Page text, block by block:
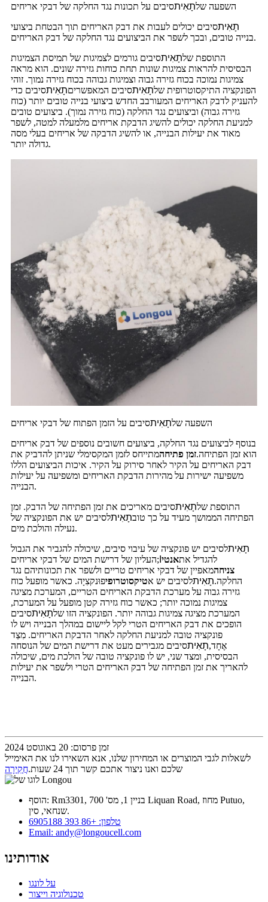
השפעה שלתָאִיתסיבים על תכונות נגד החלקה של דבקי אריחים
תָאִיתסיבים יכולים לעבות את דבק האריחים תוך הבטחת ביצועי
בנייה טובים, ובכך לשפר את הביצועים נגד החלקה של דבק האריחים.
התוספת שלתָאִיתסיבים גורמים לצמיגות של תמיסת הצמיגות
הבסיסית להראות צמיגות שונות תחת כוחות גזירה שונים. הוא מראה
צמיגות נמוכה בכוח גזירה גבוה וצמיגות גבוהה בכוח גזירה נמוך. זוהי
הפונקציה התיקסוטרופית שלתָאִיתסיבים המאפשריםתָאִיתסיבים כדי
להעניק לדבק האריחים המעורבב החדש ביצועי בנייה טובים יותר (כוח
גזירה גבוה) וביצועים נגד החלקה (כוח גזירה נמוך). ביצועים טובים
למניעת החלקה יכולים להשיג הדבקת אריחים מלמעלה למטה, לשפר
מאוד את יעילות הבנייה, או להשיג הדבקה של אריחים בעלי מסה
גדולה יותר.
השפעה שלתָאִיתסיבים על הזמן הפתוח של דבקי אריחים
בנוסף לביצועים נגד החלקה, ביצועים חשובים נוספים של דבק אריחים
הוא זמן הפתיחה.זמן פתיחהמתייחס לזמן המקסימלי שניתן להדביק את
דבק האריחים על הקיר לאחר סירוק על הקיר. איכות הביצועים הללו
משפיעה ישירות על מהירות הדבקת האריחים ומשפיעה על יעילות
הבנייה.
התוספת שלתָאִיתסיבים מאריכים את זמן הפתיחה של הדבק. זמן
הפתיחה הממושך מעיד על כך טובתָאִיתלסיבים יש את הפונקציה של
נעילה והולכת מים.
תָאִיתלסיבים יש פונקציה של עיבוי סיבים, שיכולה להגביר את הגבול
העליון של דרישת המים של דבקי אריחים;
להגדיל אתאנטי
צניחהמאפיין של דבקי אריחים טריים ולשפר את תכונותיהם נגד
החלקה.תָאִיתלסיבים יש אטיקסוטרופיפוּנקצִיָה. כאשר מופעל כוח
גזירה גבוה על מערכת הדבקת האריחים הטריים, המערכת מציגה
צמיגות נמוכה יותר; כאשר כוח גזירה קטן מופעל על המערכת,
המערכת מציגה צמיגות גבוהה יותר. הפונקציה הזו שלתָאִיתסיבים
הופכים את דבק האריחים הטרי לקל ליישום במהלך הבנייה ויש לו
פונקציה טובה למניעת החלקה לאחר הדבקת האריחים. מִצַד
אֶחָד,תָאִיתסיבים מגבירים מעט את דרישת המים של הנוסחה
הבסיסית, ומצד שני, יש לו פונקציה טובה של הולכת מים, שיכולה
להאריך את זמן הפתיחה של דבק האריחים הטרי ולשפר את יעילות
הבנייה.
זמן פרסום: 20 באוגוסט 2024
לשאלות לגבי המוצרים או המחירון שלנו, אנא השאירו לנו את האימייל
שלכם ואנו ניצור אתכם קשר תוך 24 שעות.
חֲקִירָה
הוסף: Rm3301, בניין 1, מס' 700 Liquan Road, מחוז Putuo,
שנחאי, סין.
טלפון: +86 393 6905188
Email: andy@longoucell.com
אודותינו
על לונגו
טכנולוגיה וייצור